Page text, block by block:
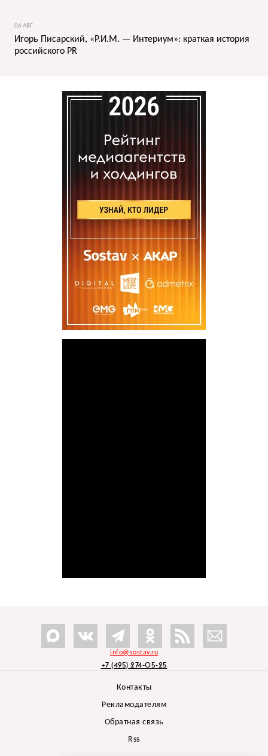
06 АВГ
Игорь Писарский, «Р.И.М. — Интериум»: краткая история
российского PR
info@sostav.ru
+7 (495) 274-05-25
Контакты
Рекламодателям
Обратная связь
Rss